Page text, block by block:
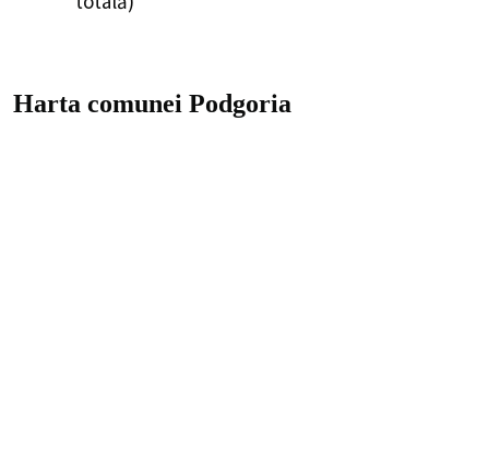
Harta comunei Podgoria